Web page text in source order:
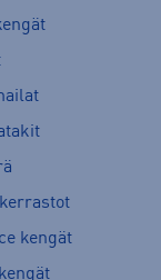
kengät